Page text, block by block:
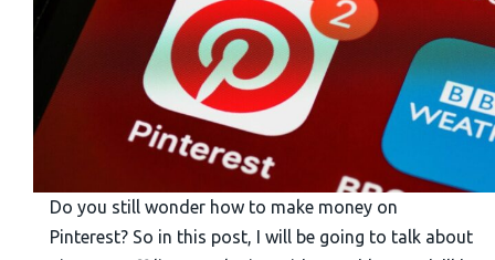
Do you still wonder how to make money on
Pinterest? So in this post, I will be going to talk about